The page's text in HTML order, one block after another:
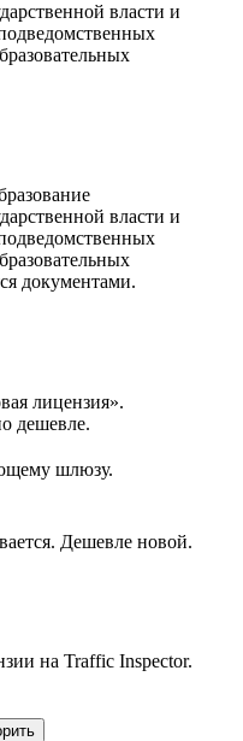
власти и
власти и
документами.
лицензия».
дешевле.
шлюзу.
Дешевле новой.
на Traffic Inspector.